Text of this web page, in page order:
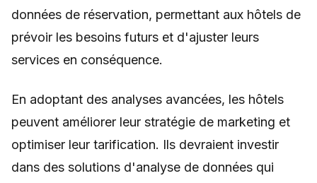
données de réservation, permettant aux hôtels de
prévoir les besoins futurs et d'ajuster leurs
services en conséquence.
En adoptant des analyses avancées, les hôtels
peuvent améliorer leur stratégie de marketing et
optimiser leur tarification. Ils devraient investir
dans des solutions d'analyse de données qui